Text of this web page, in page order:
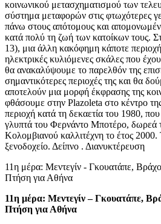
κοινωνικού μετασχηματισμού των
σύστημα μεταφορών στις φτωχότερες
πάνω στους απότομους και
κατά πολύ τη ζωή των κατοίκων τους.
13), μια άλλη κακόφημη κάποτε
ηλεκτρικές κυλιόμενες σκάλες που
θα ανακαλύψουμε το παρελθόν της
σημαντικότερες περιοχές της και θα
αποτελούν μια μορφή έκφρασης της
φθάσουμε στην Plazoleta στο κέντρο
περιοχή κατά τη δεκαετία του 1980,
γλυπτά του Φερνάντο Μποτέρο, δωρεά
Κολομβιανού καλλιτέχνη το έτος
ξενοδοχείο. Δείπνο . Διανυκτέρευση
11η μέρα: Μεντεγίν - Γκουατάπε,
Πτήση για Αθήνα
11η μέρα: Μεντεγίν – Γκουατάπε,
Πτήση για Αθήνα